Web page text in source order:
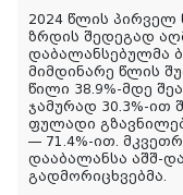
2024 წლის პირველ
ზრდის შედეგად
დაბალანსებულმა
მიმდინარე წლის
წილი 38.9%-მდე
ჯამურად 30.3%-ით
ფულადი
— 71.4%-ით.
დააბალანსა აშშ-
გადმორიცხვებმა.